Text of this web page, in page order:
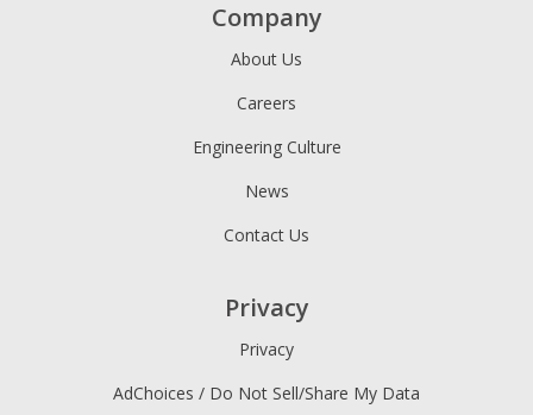
進行調整以降低反彈率。
Company
About Us
Careers
Engineering Culture
News
Contact Us
Privacy
Privacy
AdChoices / Do Not Sell/Share My Data